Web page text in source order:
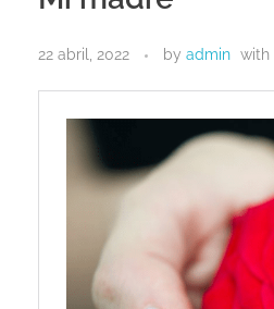
GRUPO EDITORIAL DE POESÍA
22 abril, 2022 by admin with